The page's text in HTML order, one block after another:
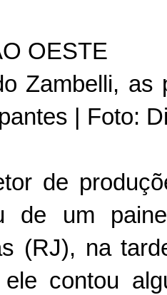
OESTE
Zambelli, as
| Foto:
de
de um
(RJ), na
ele contou